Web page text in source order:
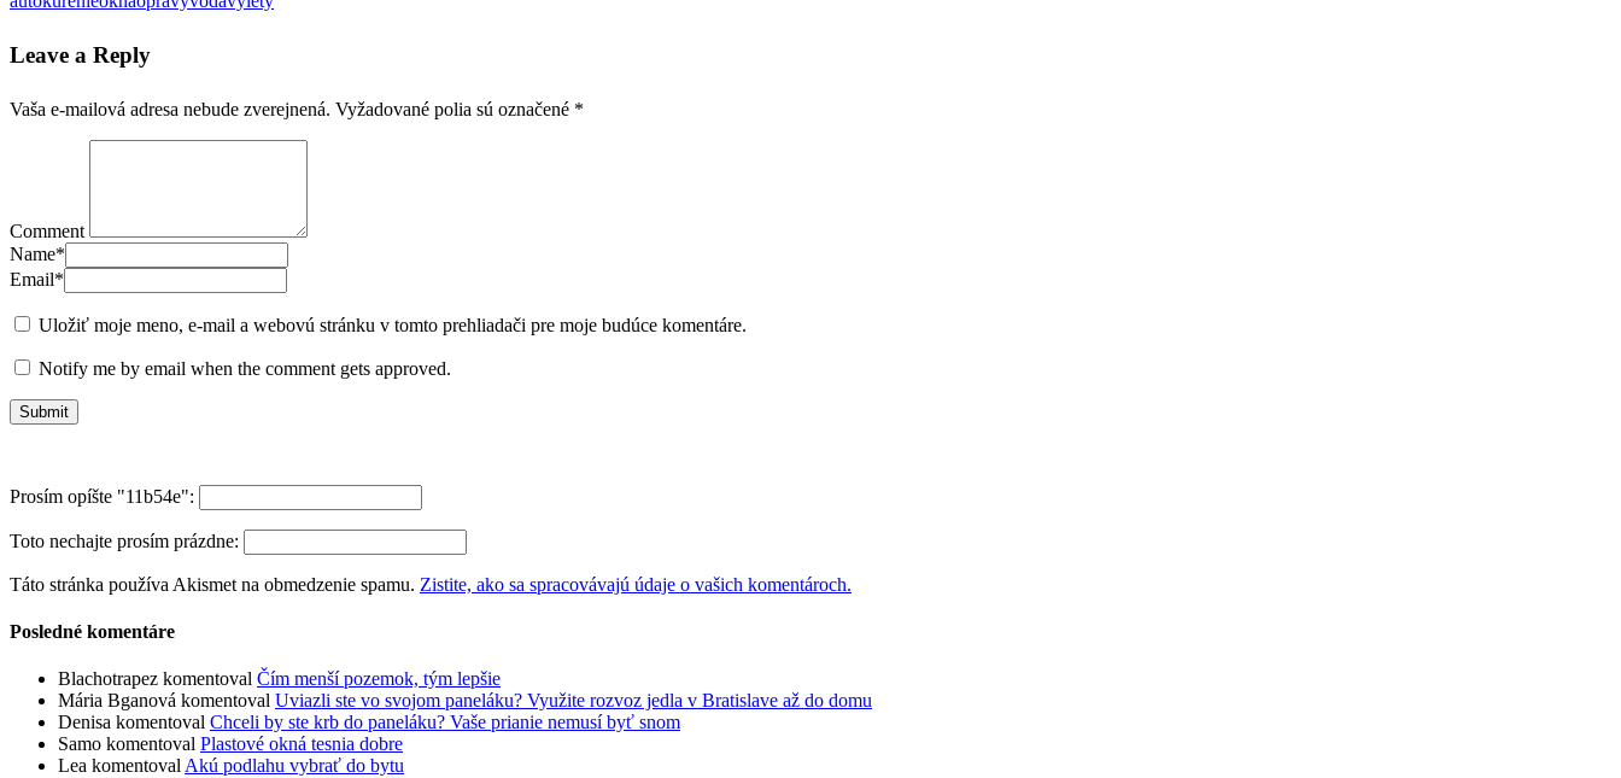
Leave a Reply
Vaša e-mailová adresa nebude zverejnená. Vyžadované polia sú označené *
Comment
Name*
Email*
Uložiť moje meno, e-mail a webovú stránku v tomto prehliadači pre moje budúce komentáre.
Notify me by email when the comment gets approved.
Prosím opíšte "11b54e":
Toto nechajte prosím prázdne:
Táto stránka používa Akismet na obmedzenie spamu. Zistite, ako sa spracovávajú údaje o vašich komentároch.
Posledné komentáre
Blachotrapez komentoval Čím menší pozemok, tým lepšie
Mária Bganová komentoval Uviazli ste vo svojom paneláku? Využite rozvoz jedla v Bratislave až do domu
Denisa komentoval Chceli by ste krb do paneláku? Vaše prianie nemusí byť snom
Samo komentoval Plastové okná tesnia dobre
Lea komentoval Akú podlahu vybrať do bytu